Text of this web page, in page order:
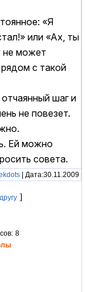
«Я
или «Ах, ты
не может
с такой
шаг и
не повезет.
Ей можно
совета.
| Дата:30.11.2009
]
8